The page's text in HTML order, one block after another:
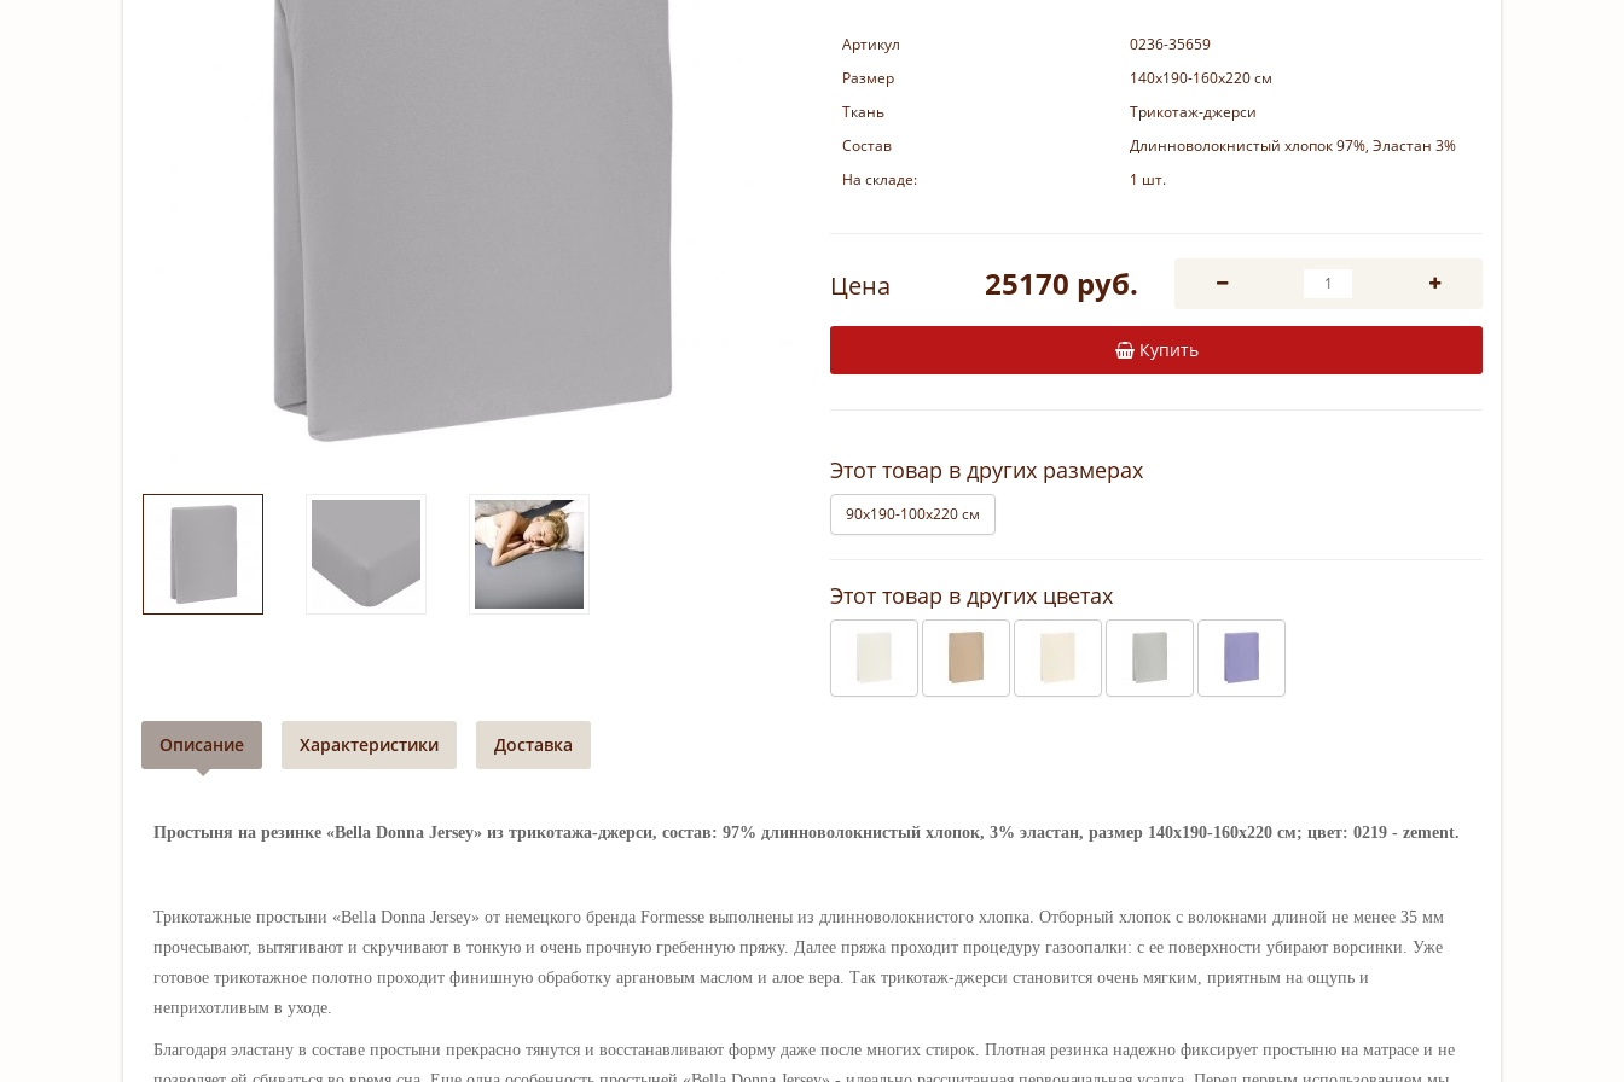
Артикул
0236-35659
Размер
140x190-160x220 см
Ткань
Трикотаж-джерси
Состав
Длинноволокнистый хлопок 97%, Эластан 3%
На складе:
1 шт.
Цена 25170 руб.
Купить
Этот товар в других размерах
90x190-100x220 см
Этот товар в других цветах
Описание Характеристики Доставка
Простыня на резинке «Bella Donna Jersey» из трикотажа-джерси, состав: 97% длинноволокнистый хлопок, 3% эластан, размер 140x190-160x220 см; цвет: 0219 - zement.
Трикотажные простыни «Bella Donna Jersey» от немецкого бренда Formesse выполнены из длинноволокнистого хлопка. Отборный хлопок с волокнами длиной не менее 35 мм
прочесывают, вытягивают и скручивают в тонкую и очень прочную гребенную пряжу. Далее пряжа проходит процедуру газоопалки: с ее поверхности убирают ворсинки. Уже
готовое трикотажное полотно проходит финишную обработку аргановым маслом и алое вера. Так трикотаж-джерси становится очень мягким, приятным на ощупь и
неприхотливым в уходе.
Благодаря эластану в составе простыни прекрасно тянутся и восстанавливают форму даже после многих стирок. Плотная резинка надежно фиксирует простыню на матрасе и не